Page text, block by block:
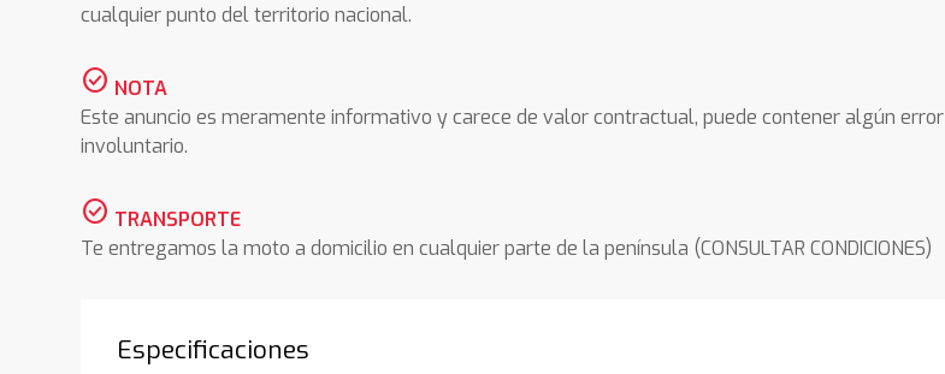
cualquier punto del territorio nacional.
check_circle NOTA
Este anuncio es meramente informativo y carece de valor contractual, puede contener algún error
involuntario.
check_circle TRANSPORTE
Te entregamos la moto a domicilio en cualquier parte de la península (CONSULTAR CONDICIONES)
Especificaciones